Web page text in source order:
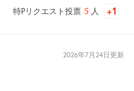
特Pリクエスト投票 5 人
2026年7月24日更新